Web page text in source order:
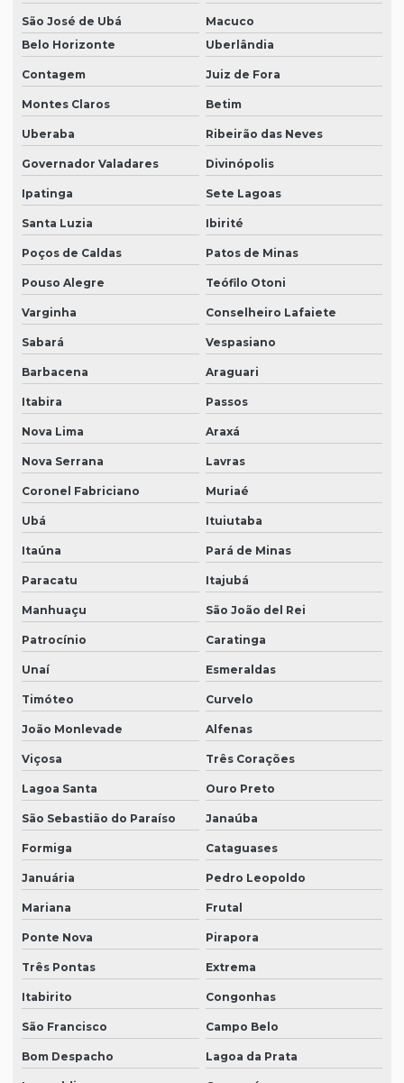
São José de Ubá
Macuco
Belo Horizonte
Uberlândia
Contagem Juiz de Fora
Montes Claros Betim
Uberaba Ribeirão das Neves
Governador Valadares Divinópolis
Ipatinga Sete Lagoas
Santa Luzia Ibirité
Poços de Caldas Patos de Minas
Pouso Alegre Teófilo Otoni
Varginha Conselheiro Lafaiete
Sabará Vespasiano
Barbacena Araguari
Itabira Passos
Nova Lima Araxá
Nova Serrana Lavras
Coronel Fabriciano Muriaé
Ubá Ituiutaba
Itaúna Pará de Minas
Paracatu Itajubá
Manhuaçu São João del Rei
Patrocínio Caratinga
Unaí Esmeraldas
Timóteo Curvelo
João Monlevade Alfenas
Viçosa Três Corações
Lagoa Santa Ouro Preto
São Sebastião do Paraíso Janaúba
Formiga Cataguases
Januária Pedro Leopoldo
Mariana Frutal
Ponte Nova Pirapora
Três Pontas Extrema
Itabirito Congonhas
São Francisco Campo Belo
Bom Despacho Lagoa da Prata